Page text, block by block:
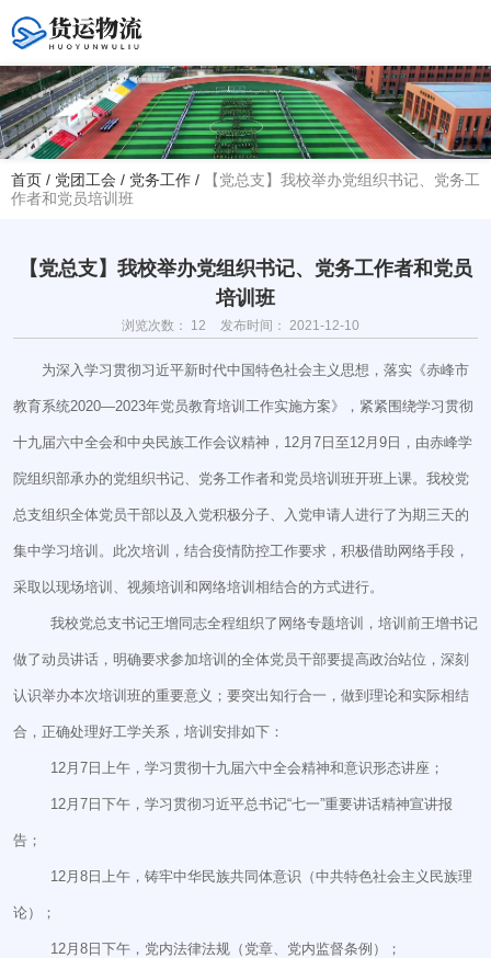
您好！欢迎访问赤峰大学附属中学官方网站！
学校地址
赤峰市红山区大新地路29号
首页 / 党团工会 / 党务工作 /
【党总支】我校举办党组织书记、党务工
作者和党员培训班
【党总支】我校举办党组织书记、党务工作者和党员
培训班
浏览次数： 12 发布时间： 2021-12-10
为深入学习贯彻习近平新时代中国特色社会主义思想，落实《赤峰市
教育系统2020—2023年党员教育培训工作实施方案》，紧紧围绕学习贯彻
十九届六中全会和中央民族工作会议精神，12月7日至12月9日，由赤峰学
院组织部承办的党组织书记、党务工作者和党员培训班开班上课。我校党
总支组织全体党员干部以及入党积极分子、入党申请人进行了为期三天的
集中学习培训。此次培训，结合疫情防控工作要求，积极借助网络手段，
采取以现场培训、视频培训和网络培训相结合的方式进行。
我校党总支书记王增同志全程组织了网络专题培训，培训前王增书记
做了动员讲话，明确要求参加培训的全体党员干部要提高政治站位，深刻
认识举办本次培训班的重要意义；要突出知行合一，做到理论和实际相结
合，正确处理好工学关系，培训安排如下：
12月7日上午，学习贯彻十九届六中全会精神和意识形态讲座；
12月7日下午，学习贯彻习近平总书记“七一”重要讲话精神宣讲报
告；
12月8日上午，铸牢中华民族共同体意识（中共特色社会主义民族理
论）；
12月8日下午，党内法律法规（党章、党内监督条例）；